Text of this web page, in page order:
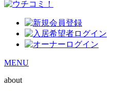
MENU
about